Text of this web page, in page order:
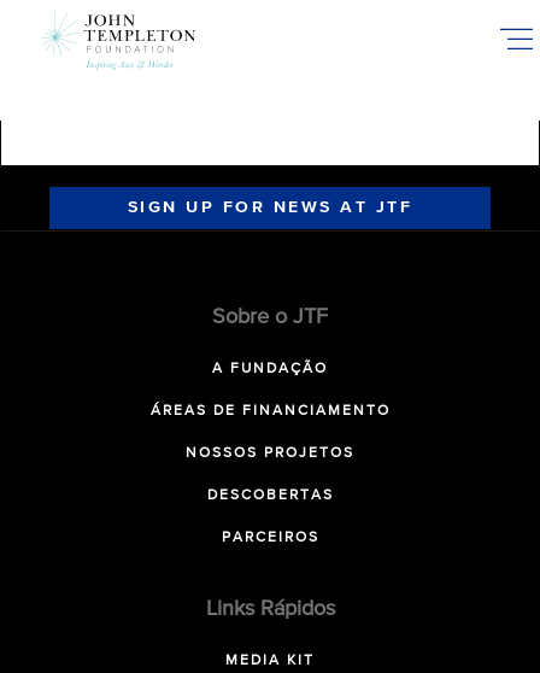
SIGN UP FOR NEWS AT JTF
Sobre o JTF
A FUNDAÇÃO
ÁREAS DE FINANCIAMENTO
NOSSOS PROJETOS
DESCOBERTAS
PARCEIROS
Links Rápidos
MEDIA KIT